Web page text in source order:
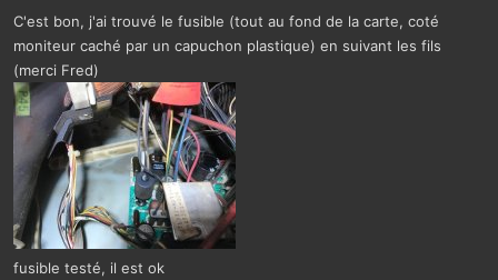
o
n
:
C'est bon, j'ai trouvé le fusible (tout au fond de la carte, coté
moniteur caché par un capuchon plastique) en suivant les fils
(merci Fred)
fusible testé, il est ok